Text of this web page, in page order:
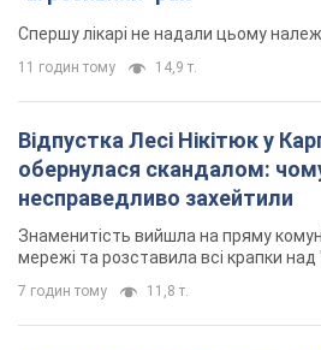
українці не поспішають
погоджуватися на вакансії
Чого найбільше бракує на ринку праці
9 годин тому 3,1 т.